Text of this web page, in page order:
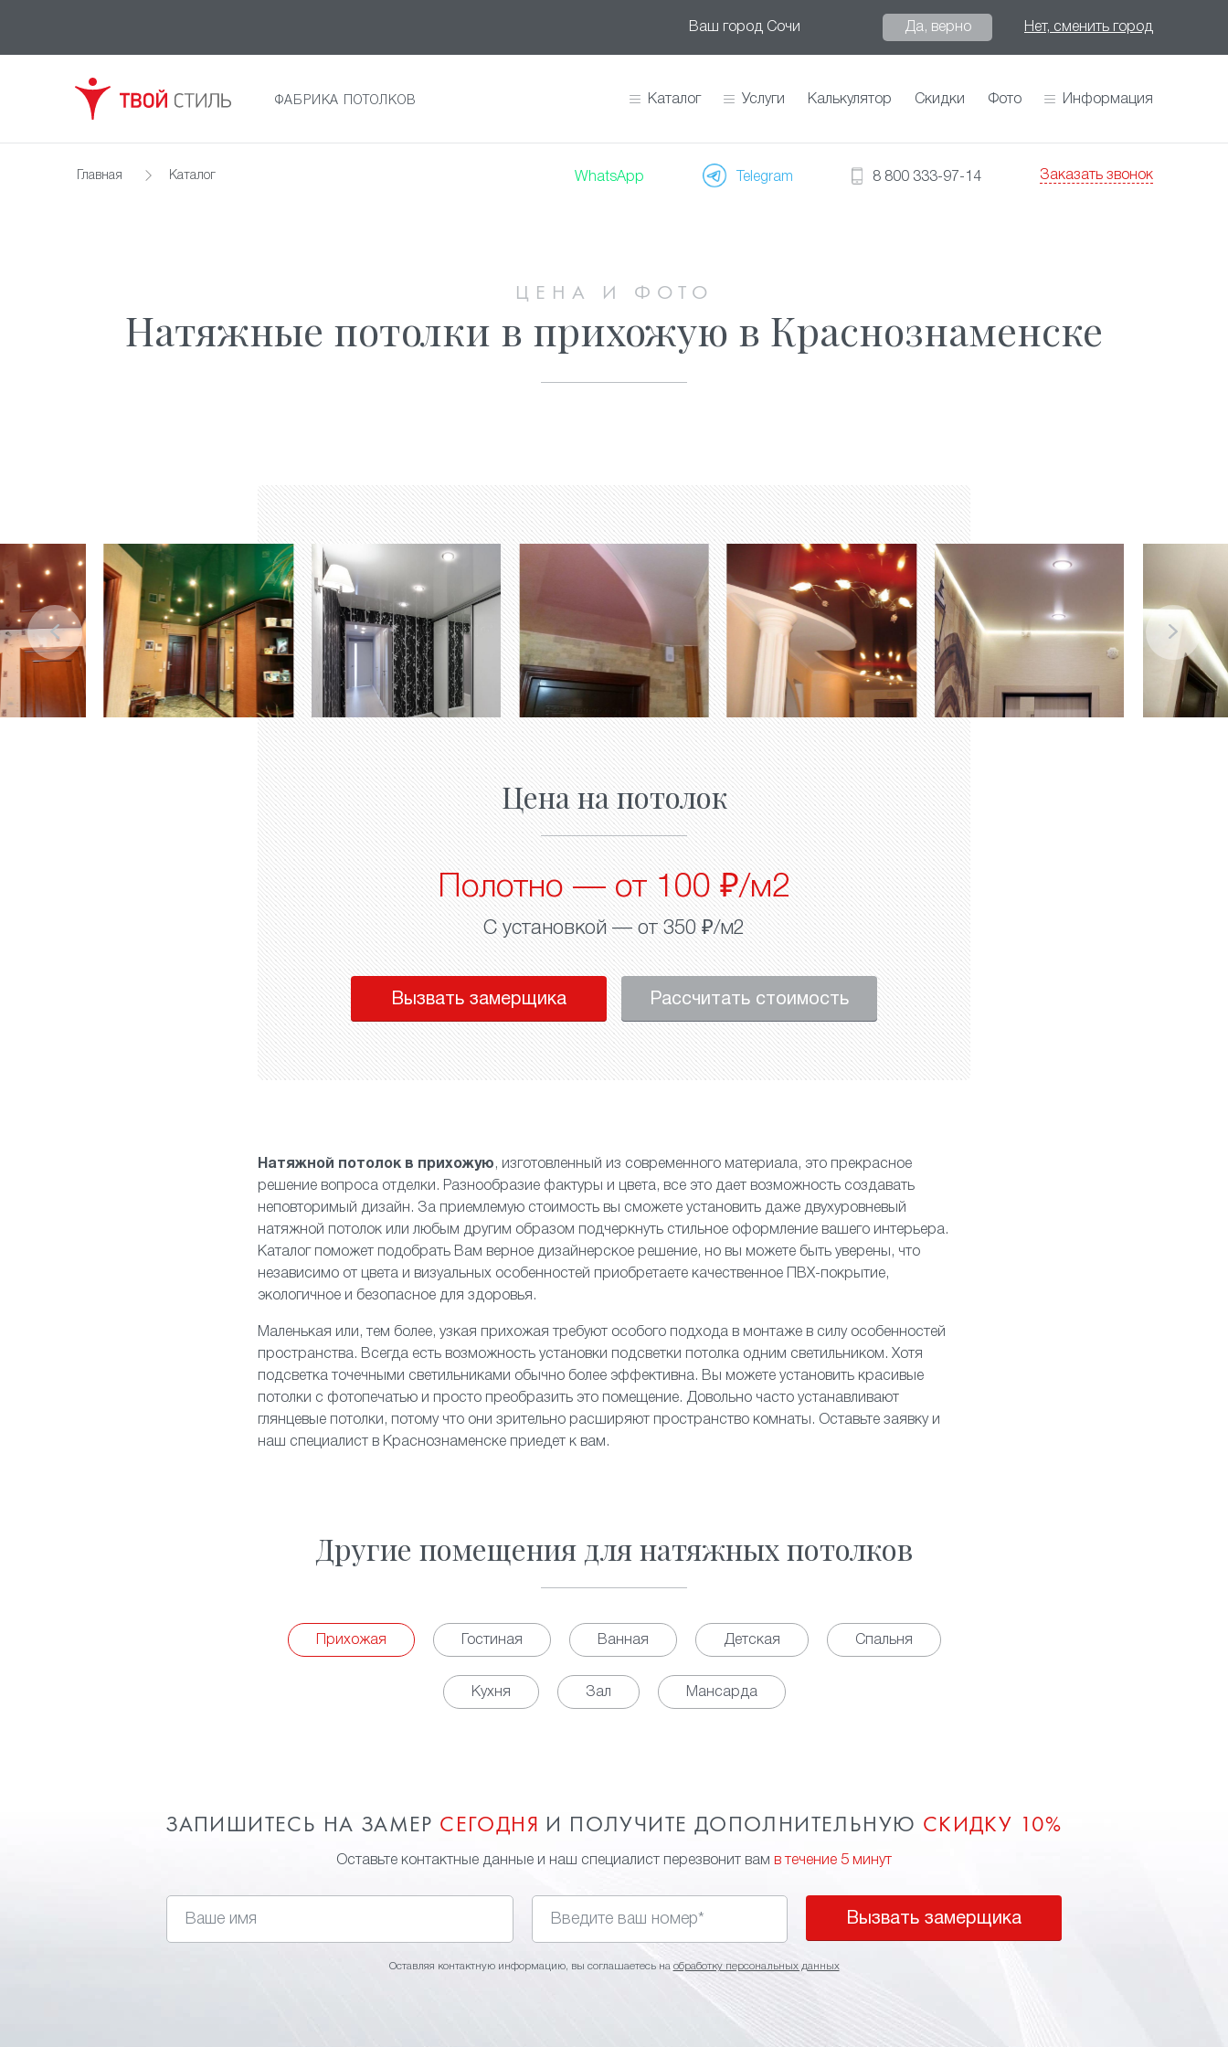
Ваш город Сочи Да, верно Нет, сменить город
ФАБРИКА ПОТОЛКОВ Каталог Услуги Калькулятор Скидки Фото Информация
Главная Каталог WhatsApp Telegram 8 800 333-97-14 Заказать звонок
ЦЕНА И ФОТО
Натяжные потолки в прихожую в Краснознаменске
Цена на потолок
Полотно — от 100 ₽/м2
С установкой — от 350 ₽/м2
Вызвать замерщика Рассчитать стоимость
Натяжной потолок в прихожую , изготовленный из современного материала, это прекрасное
решение вопроса отделки. Разнообразие фактуры и цвета, все это дает возможность создавать
неповторимый дизайн. За приемлемую стоимость вы сможете установить даже двухуровневый
натяжной потолок или любым другим образом подчеркнуть стильное оформление вашего интерьера.
Каталог поможет подобрать Вам верное дизайнерское решение, но вы можете быть уверены, что
независимо от цвета и визуальных особенностей приобретаете качественное ПВХ-покрытие,
экологичное и безопасное для здоровья.
Маленькая или, тем более, узкая прихожая требуют особого подхода в монтаже в силу особенностей
пространства. Всегда есть возможность установки подсветки потолка одним светильником. Хотя
подсветка точечными светильниками обычно более эффективна. Вы можете установить красивые
потолки с фотопечатью и просто преобразить это помещение. Довольно часто устанавливают
глянцевые потолки , потому что они зрительно расширяют пространство комнаты. Оставьте заявку и
наш специалист в Краснознаменске приедет к вам.
Другие помещения для натяжных потолков
Прихожая Гостиная Ванная Детская Спальня
Кухня Зал Мансарда
ЗАПИШИТЕСЬ НА ЗАМЕР СЕГОДНЯ И ПОЛУЧИТЕ ДОПОЛНИТЕЛЬНУЮ СКИДКУ 10%
Оставьте контактные данные и наш специалист перезвонит вам в течение 5 минут
Вызвать замерщика
Оставляя контактную информацию, вы соглашаетесь на обработку персональных данных